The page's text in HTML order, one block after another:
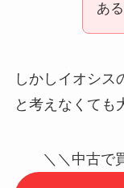
あ
しかしイオシス
と考えなくても
＼＼中古で